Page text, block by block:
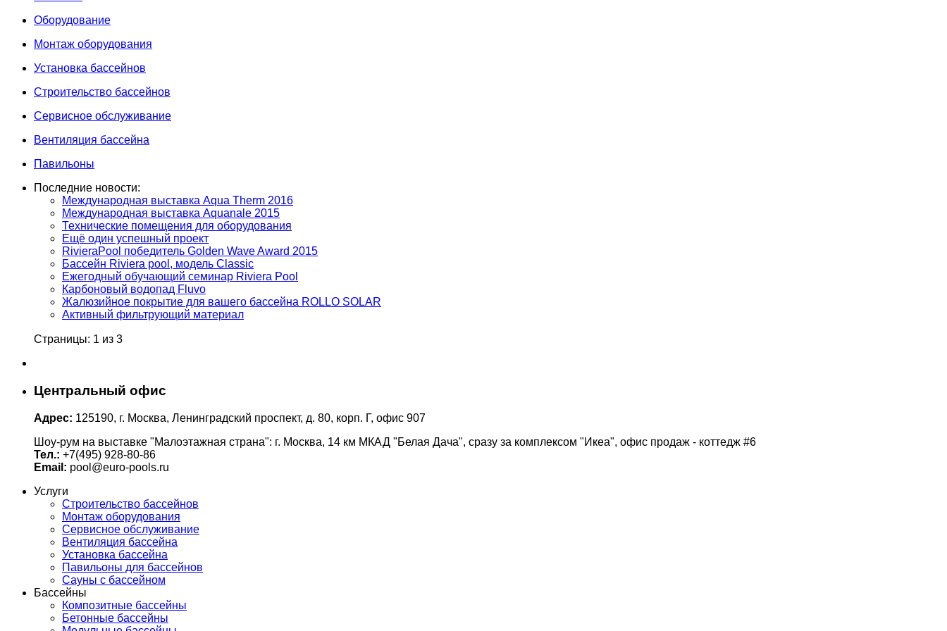
Оборудование
Монтаж оборудования
Установка бассейнов
Строительство бассейнов
Сервисное обслуживание
Вентиляция бассейна
Павильоны
Последние новости:
Международная выставка Aqua Therm 2016
Международная выставка Aquanale 2015
Технические помещения для оборудования
Ещё один успешный проект
RivieraPool победитель Golden Wave Award 2015
Бассейн Riviera pool, модель Classic
Ежегодный обучающий семинар Riviera Pool
Карбоновый водопад Fluvo
Жалюзийное покрытие для вашего бассейна ROLLO SOLAR
Активный фильтрующий материал
Страницы: 1 из 3
Центральный офис
Адрес: 125190, г. Москва, Ленинградский проспект, д. 80, корп. Г, офис 907
Шоу-рум на выставке "Малоэтажная страна": г. Москва, 14 км МКАД "Белая Дача", сразу за комплексом "Икеа", офис продаж - коттедж #6
Тел.: +7(495) 928-80-86
Email: pool@euro-pools.ru
Услуги
Строительство бассейнов
Монтаж оборудования
Сервисное обслуживание
Вентиляция бассейна
Установка бассейна
Павильоны для бассейнов
Сауны с бассейном
Бассейны
Композитные бассейны
Бетонные бассейны